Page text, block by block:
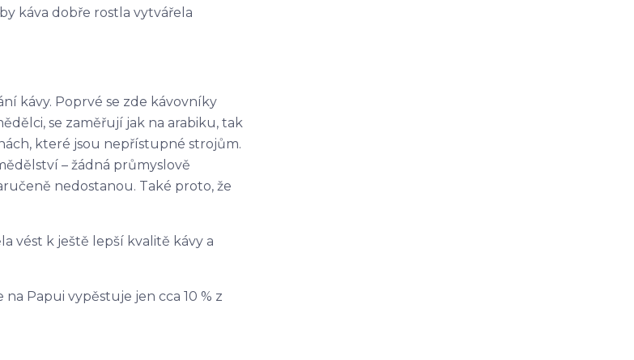
káva dobře rostla vytvářela
kávy. Poprvé se zde kávovníky
se zaměřují jak na arabiku, tak
které jsou nepřístupné strojům.
– žádná průmyslově
nedostanou. Také proto, že
vést k ještě lepší kvalitě kávy a
Papui vypěstuje jen cca 10 % z